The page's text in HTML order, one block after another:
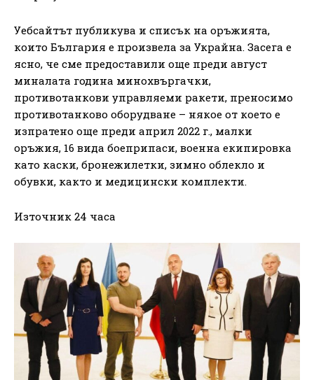
Уебсайтът публикува и списък на оръжията,
които България е произвела за Украйна. Засега е
ясно, че сме предоставили още преди август
миналата година минохвъргачки,
противотанкови управляеми ракети, преносимо
противотанково оборудване – някое от което е
изпратено още преди април 2022 г., малки
оръжия, 16 вида боеприпаси, военна екипировка
като каски, бронежилетки, зимно облекло и
обувки, както и медицински комплекти.
Източник 24 часа